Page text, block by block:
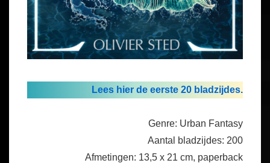
Lees hier de eerste 20 bladzijdes.
Genre: Urban Fantasy
Aantal bladzijdes: 200
Afmetingen: 13,5 x 21 cm, paperback